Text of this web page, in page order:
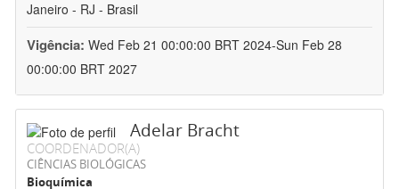
Janeiro - RJ - Brasil
Vigência: Wed Feb 21 00:00:00 BRT 2024-Sun Feb 28
00:00:00 BRT 2027
Adelar Bracht
COORDENADOR(A)
CIÊNCIAS BIOLÓGICAS
Bioquímica